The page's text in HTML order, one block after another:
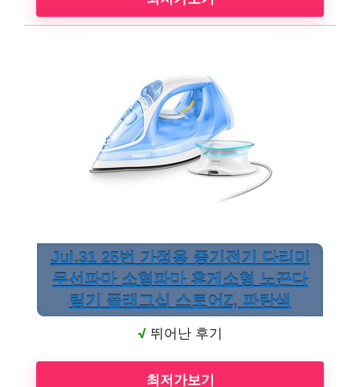
Jul.31 25번 가정용 증기전기 다리미
무선파마 소형파마 휴게소형 노끈다
림기 플래그십 스토어Z, 파란색
√ 뛰어난 후기
최저가보기